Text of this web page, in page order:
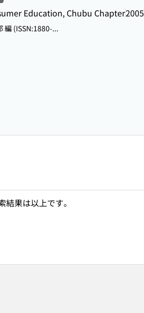
Education, Chubu Chapter2005
編 (ISSN:1880-...
結果は以上です。